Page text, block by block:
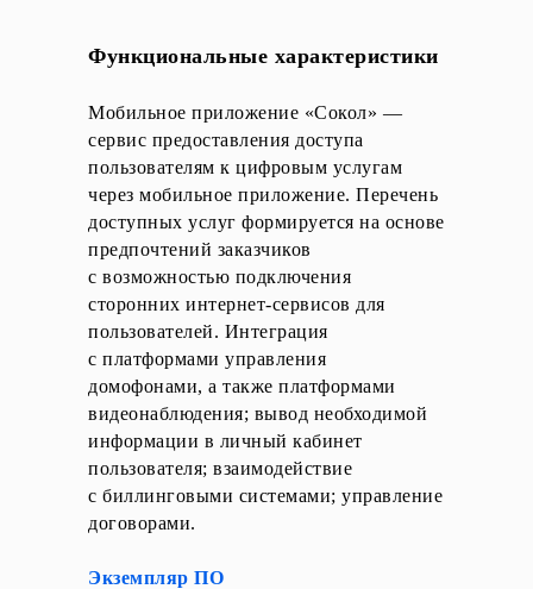
Функциональные характеристики
Мобильное приложение «Сокол» —
сервис предоставления доступа
пользователям к цифровым услугам
через мобильное приложение. Перечень
доступных услуг формируется на основе
предпочтений заказчиков
с возможностью подключения
сторонних интернет-сервисов для
пользователей. Интеграция
с платформами управления
домофонами, а также платформами
видеонаблюдения; вывод необходимой
информации в личный кабинет
пользователя; взаимодействие
с биллинговыми системами; управление
договорами.
Экземпляр ПО